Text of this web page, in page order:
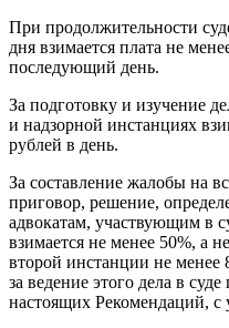
При продолжительности
дня взимается плата не
последующий день.
За подготовку и изучение
и надзорной инстанциях
рублей в день.
За составление жалобы на
приговор, решение,
адвокатам, участвующим в
взимается не менее 50%, а
второй инстанции не
за ведение этого дела в
настоящих Рекомендаций, с